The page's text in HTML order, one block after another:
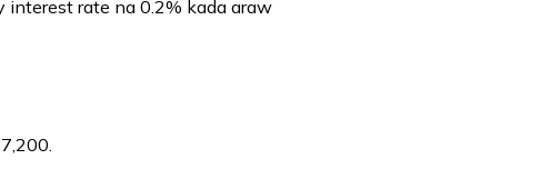
interest rate na 0.2% kada araw